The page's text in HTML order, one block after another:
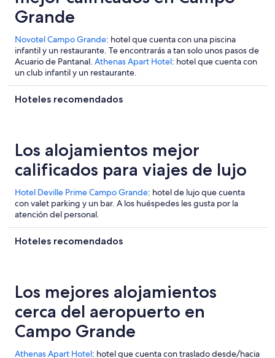
Grande
Novotel Campo Grande: hotel que cuenta con una piscina
infantil y un restaurante. Te encontrarás a tan solo unos pasos de
Acuario de Pantanal. Athenas Apart Hotel: hotel que cuenta con
un club infantil y un restaurante.
Hoteles recomendados
Los alojamientos mejor
calificados para viajes de lujo
Hotel Deville Prime Campo Grande: hotel de lujo que cuenta
con valet parking y un bar. A los huéspedes les gusta por la
atención del personal.
Hoteles recomendados
Los mejores alojamientos
cerca del aeropuerto en
Campo Grande
Athenas Apart Hotel: hotel que cuenta con traslado desde/hacia